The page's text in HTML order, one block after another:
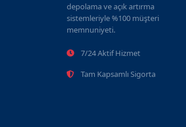
depolama ve açık artırma
sistemleriyle %100 müşteri
memnuniyeti.
7/24 Aktif Hizmet
Tam Kapsamlı Sigorta